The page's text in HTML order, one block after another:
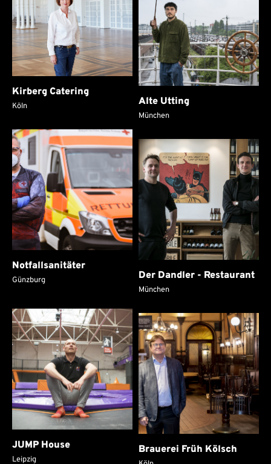
Kirberg Catering
Köln
Notfallsanitäter
Günzburg
JUMP House
Leipzig
Alte Utting
München
Der Dandler - Restaurant
München
Brauerei Früh Kölsch